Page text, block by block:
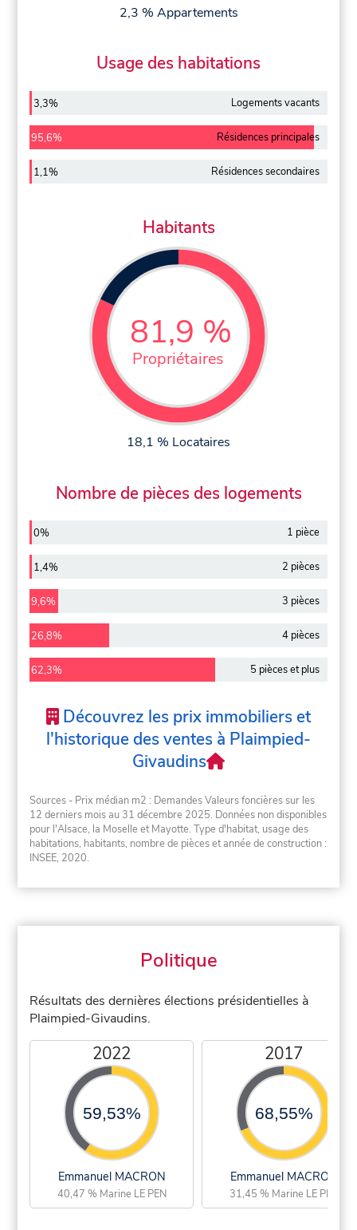
2,3 % Appartements
Usage des habitations
3,3% Logements vacants
95,6% Résidences principales
1,1% Résidences secondaires
Habitants
81,9 %
Propriétaires
18,1 % Locataires
Nombre de pièces des logements
0% 1 pièce
1,4% 2 pièces
9,6% 3 pièces
26,8% 4 pièces
62,3% 5 pièces et plus
Découvrez les prix immobiliers et
l'historique des ventes à Plaimpied-
Givaudins
Sources - Prix médian m2 : Demandes Valeurs foncières sur les
12 derniers mois au 31 décembre 2025. Données non disponibles
pour l'Alsace, la Moselle et Mayotte. Type d'habitat, usage des
habitations, habitants, nombre de pièces et année de construction :
INSEE, 2020.
Politique
Résultats des dernières élections présidentielles à
Plaimpied-Givaudins.
2022
59,53%
Emmanuel MACRON
40,47 % Marine LE PEN
2017
68,55%
Emmanuel MACRON
31,45 % Marine LE PEN